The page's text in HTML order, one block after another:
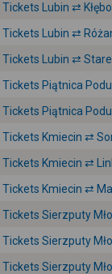
Tickets Lubin ⇄
Tickets Lubin ⇄
Tickets Lubin ⇄
Tickets Piątnica
Tickets Piątnica
Tickets Kmiecin ⇄
Tickets Kmiecin ⇄
Tickets Kmiecin ⇄
Tickets Sierzputy
Tickets Sierzputy
Tickets Sierzputy